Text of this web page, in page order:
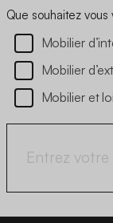
Que souhaitez vous
Mobilier
Mobilier
Mobilier et